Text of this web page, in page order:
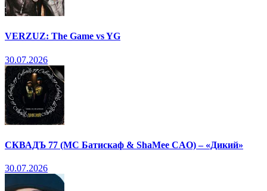
VERZUZ: The Game vs YG
30.07.2026
СКВАДЪ 77 (МС Батискаф & ShaMee CAO) – «Дикий»
30.07.2026